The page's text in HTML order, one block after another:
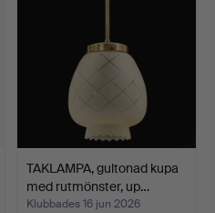
TAKLAMPA, gultonad kupa
med rutmönster, up…
Klubbades 16 jun 2026